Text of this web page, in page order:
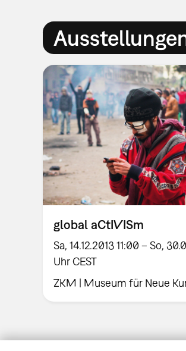
global aCtIVISm
Sa, 14.12.2013 11:00 – So,
Uhr CEST
ZKM | Museum für Neue